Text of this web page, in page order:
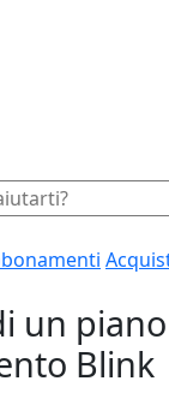
un
Blink